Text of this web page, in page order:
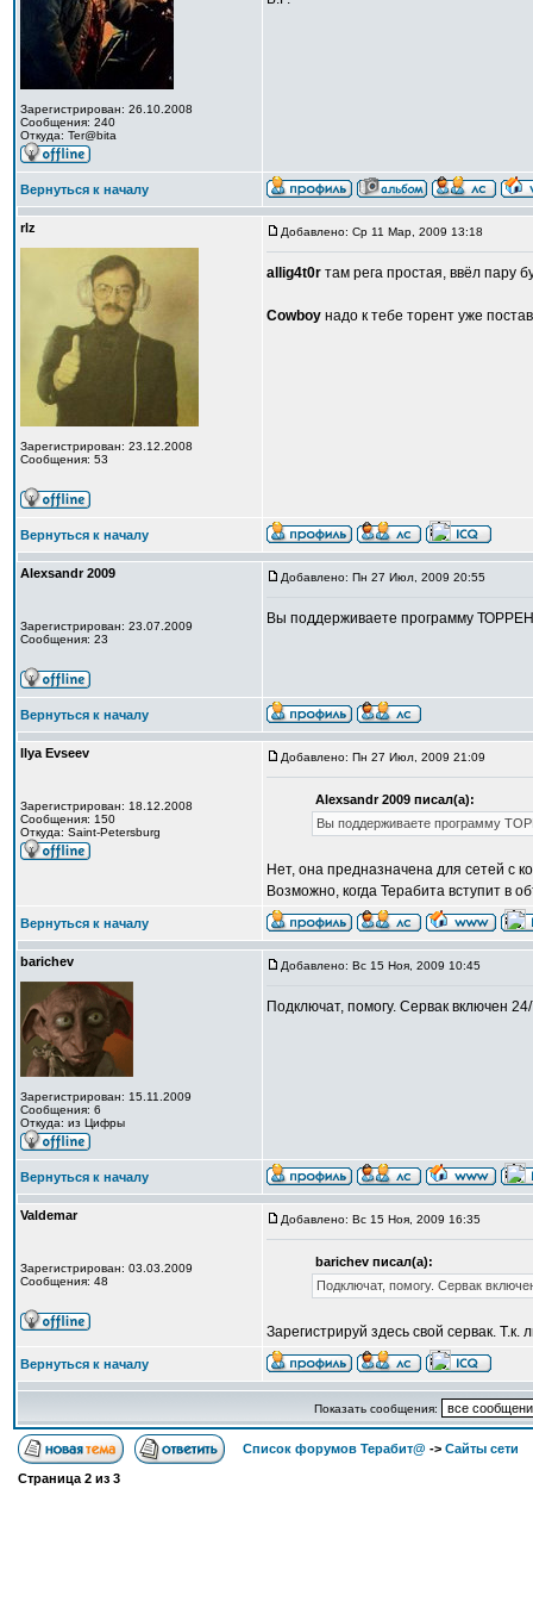
Зарегистрирован: 26.10.2008
Сообщения: 240
Откуда: Ter@bita
Вернуться к началу
rlz
Зарегистрирован: 23.12.2008
Сообщения: 53
Добавлено: Ср 11 Мар, 2009 13:18
allig4t0r там рега простая, ввёл пару
Cowboy надо к тебе торент уже
Вернуться к началу
Alexsandr 2009
Зарегистрирован: 23.07.2009
Сообщения: 23
Добавлено: Пн 27 Июл, 2009 20:55
Вы поддерживаете программу
Вернуться к началу
Ilya Evseev
Зарегистрирован: 18.12.2008
Сообщения: 150
Откуда: Saint-Petersburg
Добавлено: Пн 27 Июл, 2009 21:09
Alexsandr 2009 писал(а):
Вы поддерживаете программу
Нет, она предназначена для сетей с
Возможно, когда Терабита вступит в
Вернуться к началу
barichev
Зарегистрирован: 15.11.2009
Сообщения: 6
Откуда: из Цифры
Добавлено: Вс 15 Ноя, 2009 10:45
Подключат, помогу. Сервак включен
Вернуться к началу
Valdemar
Зарегистрирован: 03.03.2009
Сообщения: 48
Добавлено: Вс 15 Ноя, 2009 16:35
barichev писал(а):
Подключат, помогу. Сервак
Зарегистрируй здесь свой сервак.
Вернуться к началу
Показать сообщения:
Список форумов Терабит@ -> Сайты сети
Страница 2 из 3